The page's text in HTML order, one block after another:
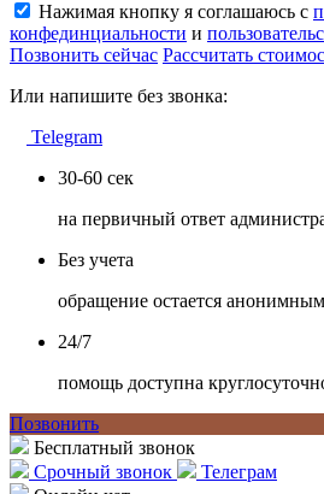
Нажимая кнопку я соглашаюсь с
конфединциальности и
Позвонить сейчас Рассчитать
Или напишите без звонка:
Telegram
30-60 сек
на первичный ответ
Без учета
обращение остается анонимным
24/7
помощь доступна
Позвонить
Бесплатный звонок
Срочный звонок
Телеграм